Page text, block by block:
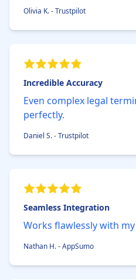
Olivia K. - Trustpilot
Incredible Accuracy
Even complex legal
perfectly.
Daniel S. - Trustpilot
Seamless Integration
Works flawlessly with
Nathan H. - AppSumo